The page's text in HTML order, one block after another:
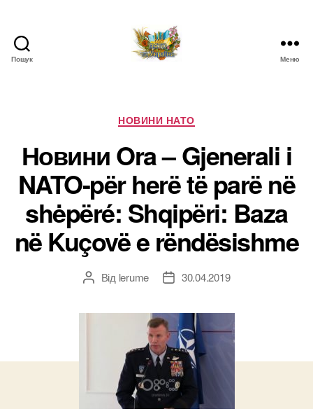
Пошук
Новини
про
НАТО
в
Україні
Меню
Категорії
НОВИНИ НАТО
Новини Ora – Gjenerali i
NATO-për herë të parë në
shėpëré: Shqipëri: Baza
në Kuçovë e rëndësishme
Автор
Від lerume
Дата30.04.2019